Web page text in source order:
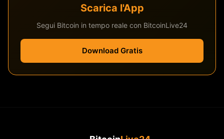
Scarica l'App
Segui Bitcoin in tempo reale con BitcoinLive24
Download Gratis